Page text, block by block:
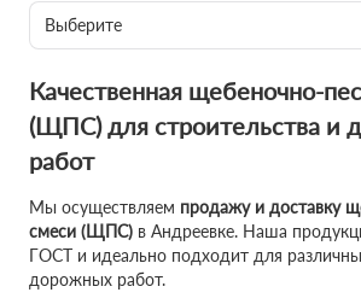
Выберите
Качественная щебеночно-
(ЩПС) для строительства и
работ
Мы осуществляем продажу и доставку
смеси (ЩПС) в Андреевке. Наша
ГОСТ и идеально подходит для
дорожных работ.